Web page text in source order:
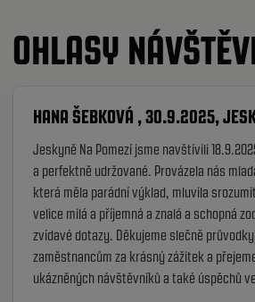
OHLASY
HANA ŠEBKOVÁ , 30.9.2025,
Jeskyně Na Pomezí jsme navštívili
a perfektně udržované. Provázela nás
která měla parádní výklad, mluvila
velice milá a příjemná a znalá a schopná
zvídavé dotazy. Děkujeme slečně
zaměstnancům za krásný zážitek a
ukázněných návštěvníků a také úspěchů